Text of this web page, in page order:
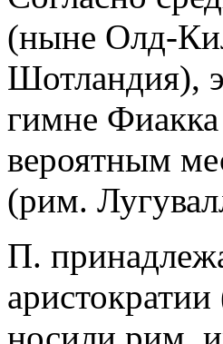
(ныне Олд-
Шотландия),
гимне
вероятным
(рим.
П.